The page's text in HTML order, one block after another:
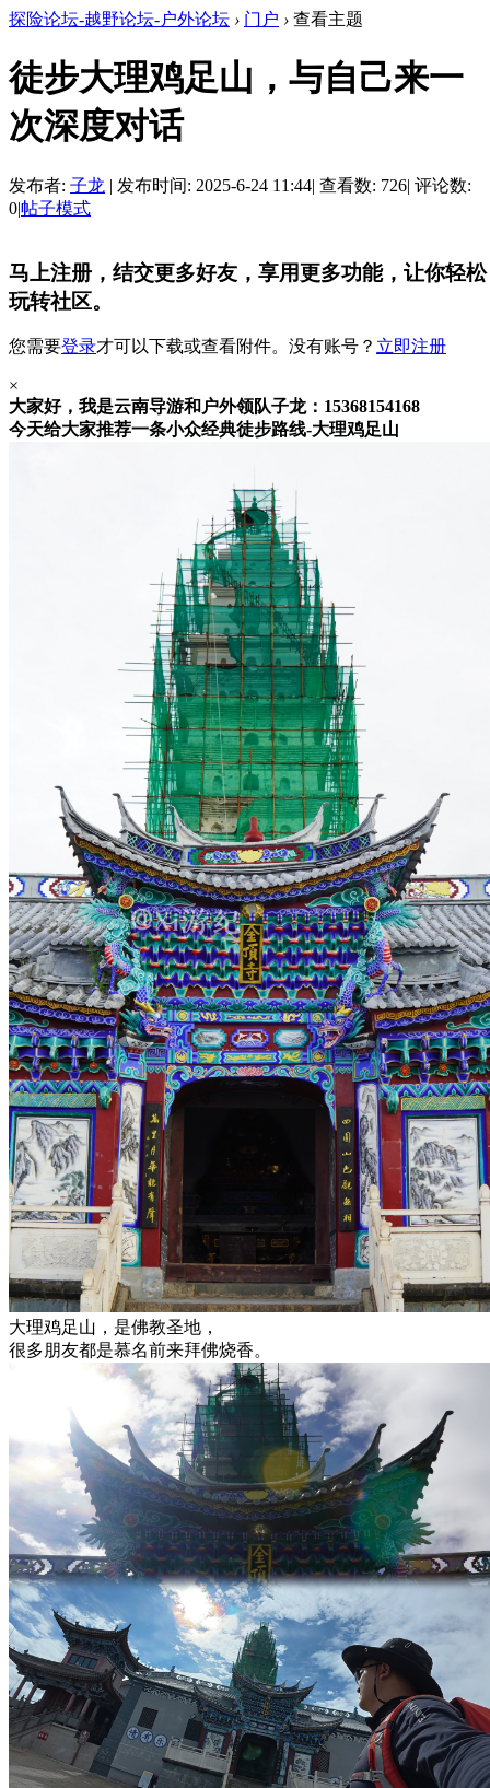
探险论坛-越野论坛-户外论坛 › 门户 › 查看主题
徒步大理鸡足山，与自己来一
次深度对话
发布者: 子龙 | 发布时间: 2025-6-24 11:44| 查看数: 726| 评论数:
0|帖子模式
马上注册，结交更多好友，享用更多功能，让你轻松
玩转社区。
您需要登录才可以下载或查看附件。没有账号？ 立即注册
×
大家好，我是云南导游和户外领队子龙：15368154168
今天给大家推荐一条小众经典徒步路线-大理鸡足山
大理鸡足山，是佛教圣地，
很多朋友都是慕名前来拜佛烧香。